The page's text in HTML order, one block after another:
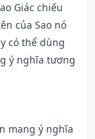
Giác chiếu
của Sao nó
có thể dùng
ý nghĩa tương
mang ý nghĩa